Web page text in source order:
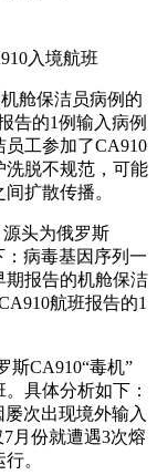
入境航班
舱保洁员病例的
告的1例输入病例
工参加了CA910
洗脱不规范，可能
扩散传播。
头为俄罗斯
病毒基因序列一
期报告的机舱保洁
航班报告的1
斯CA910“毒机”
具体分析如下：
次出现境外输入
月份就遭遇3次熔
。